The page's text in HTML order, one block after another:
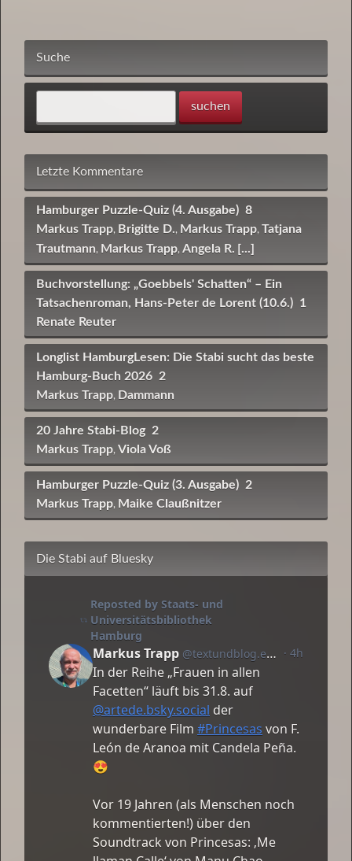
Suche
Letzte Kommentare
Hamburger Puzzle-Quiz (4. Ausgabe) 8
Markus Trapp, Brigitte D., Markus Trapp, Tatjana
Trautmann, Markus Trapp, Angela R. [...]
Buchvorstellung: „Goebbels' Schatten“ – Ein
Tatsachenroman, Hans-Peter de Lorent (10.6.) 1
Renate Reuter
Longlist HamburgLesen: Die Stabi sucht das beste
Hamburg-Buch 2026 2
Markus Trapp, Dammann
20 Jahre Stabi-Blog 2
Markus Trapp, Viola Voß
Hamburger Puzzle-Quiz (3. Ausgabe) 2
Markus Trapp, Maike Claußnitzer
Die Stabi auf Bluesky